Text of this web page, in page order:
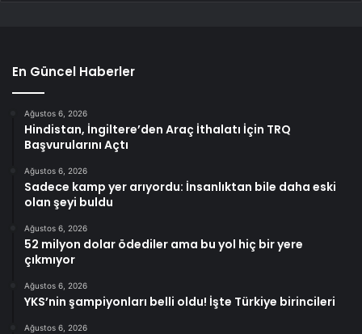
En Güncel Haberler
Ağustos 6, 2026
Hindistan, İngiltere’den Araç İthalatı İçin TRQ
Başvurularını Açtı
Ağustos 6, 2026
Sadece kamp yer arıyordu: İnsanlıktan bile daha eski
olan şeyi buldu
Ağustos 6, 2026
52 milyon dolar ödediler ama bu yol hiç bir yere
çıkmıyor
Ağustos 6, 2026
YKS’nin şampiyonları belli oldu! İşte Türkiye birincileri
Ağustos 6, 2026